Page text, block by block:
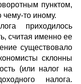
пунктом,
чему-то иному.
приходилось
считая именно ее
существовало
склонны
(или налог на
налога.